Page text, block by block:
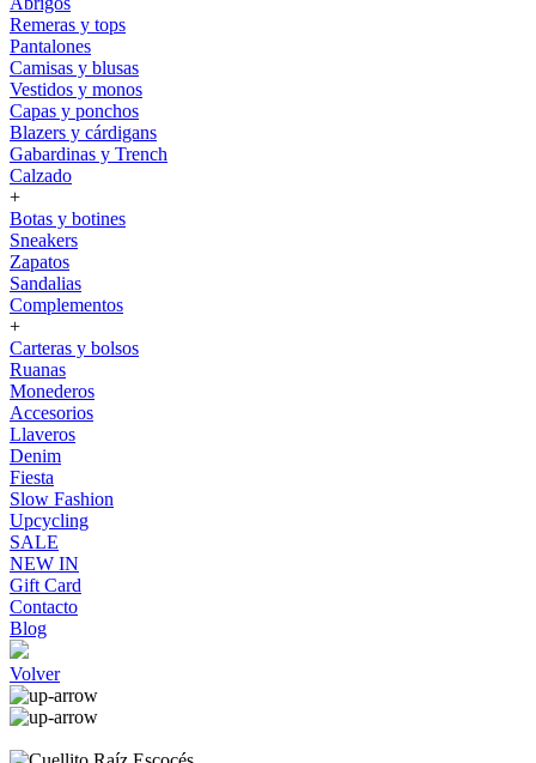
Remeras y tops
Pantalones
Camisas y blusas
Vestidos y monos
Capas y ponchos
Blazers y cárdigans
Gabardinas y Trench
Calzado
+
Botas y botines
Sneakers
Zapatos
Sandalias
Complementos
+
Carteras y bolsos
Ruanas
Monederos
Accesorios
Llaveros
Denim
Fiesta
Slow Fashion
Upcycling
SALE
NEW IN
Gift Card
Contacto
Blog
Volver